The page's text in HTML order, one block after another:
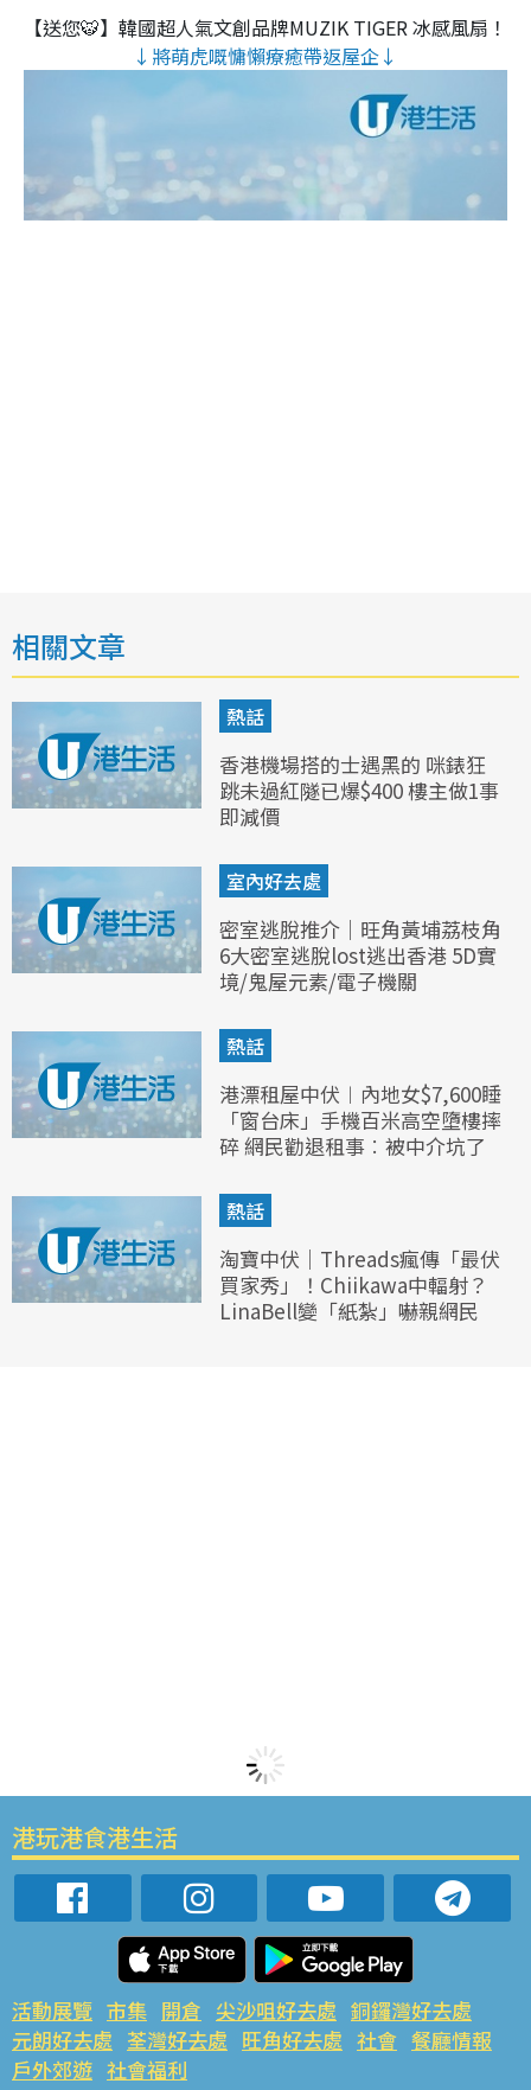
【送您🐯】韓國超人氣文創品牌MUZIK TIGER 冰感風扇！
↓將萌虎嘅慵懶療癒帶返屋企↓
相關文章
熱話
香港機場搭的士遇黑的 咪錶狂
跳未過紅隧已爆$400 樓主做1事
即減價
室內好去處
密室逃脫推介｜旺角黃埔荔枝角
6大密室逃脫lost逃出香港 5D實
境/鬼屋元素/電子機關
熱話
港漂租屋中伏︱內地女$7,600睡
「窗台床」手機百米高空墮樓摔
碎 網民勸退租事︰被中介坑了
熱話
淘寶中伏｜Threads瘋傳「最伏
買家秀」！Chiikawa中輻射？
LinaBell變「紙紮」嚇親網民
港玩港食港生活
活動展覽 市集 開倉 尖沙咀好去處 銅鑼灣好去處
元朗好去處 荃灣好去處 旺角好去處 社會 餐廳情報
戶外郊遊 社會福利